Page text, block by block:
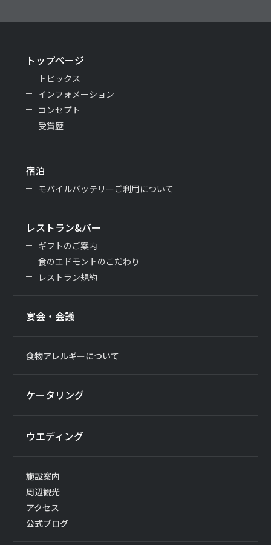
トップページ
トピックス
インフォメーション
コンセプト
受賞歴
宿泊
モバイルバッテリーご利用について
レストラン&バー
ギフトのご案内
食のエドモントのこだわり
レストラン規約
宴会・会議
食物アレルギーについて
ケータリング
ウエディング
施設案内
周辺観光
アクセス
公式ブログ